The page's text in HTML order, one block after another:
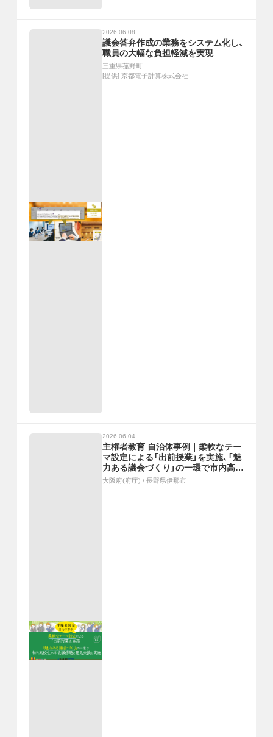
2026.06.08
議会答弁作成の業務をシステム化し、
職員の大幅な負担軽減を実現
三重県菰野町
[提供] 京都電子計算株式会社
2026.06.04
主権者教育 自治体事例｜柔軟なテー
マ設定による「出前授業」を実施、「魅
力ある議会づくり」の一環で市内高校
生の本会議傍聴と意見交換を実施
大阪府(府庁) / 長野県伊那市